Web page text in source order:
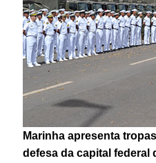
Marinha apresenta
defesa da capital federal